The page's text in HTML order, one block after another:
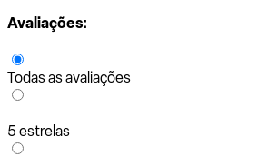
Avaliações:
Todas as avaliações
5 estrelas